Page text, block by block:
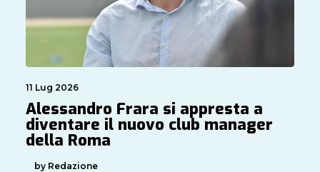
11 Lug 2026
Alessandro Frara si appresta a
diventare il nuovo club manager
della Roma
by Redazione